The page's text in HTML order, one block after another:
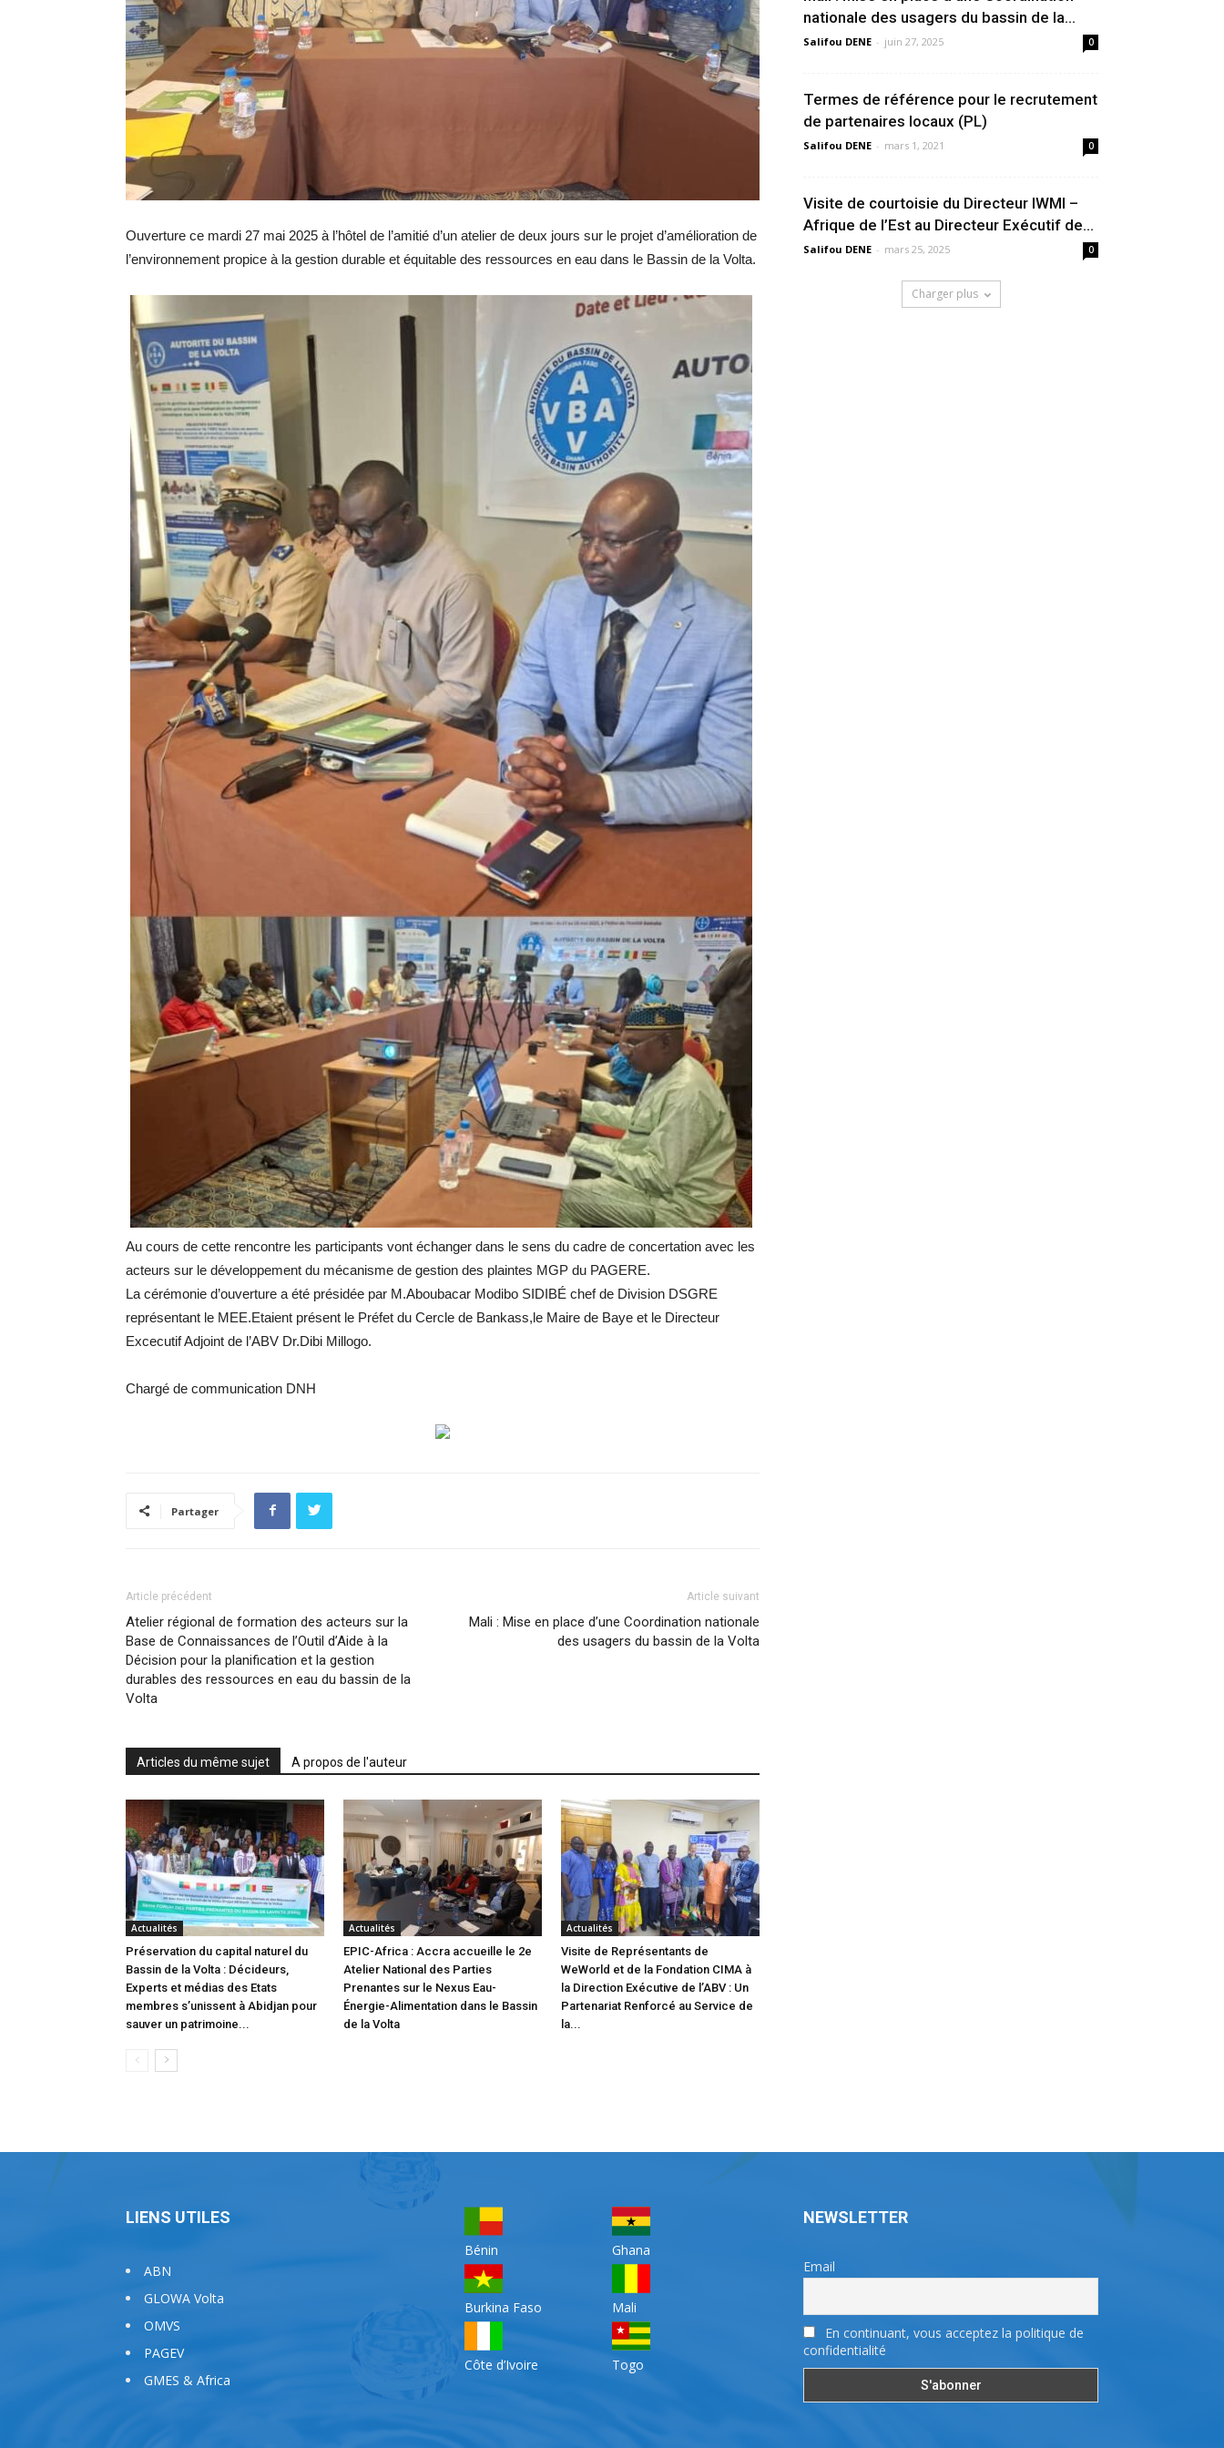
Ouverture ce mardi 27 mai 2025 à l’hôtel de l’amitié d’un atelier de deux jours sur le projet d’amélioration de
l’environnement propice à la gestion durable et équitable des ressources en eau dans le Bassin de la Volta.
Au cours de cette rencontre les participants vont échanger dans le sens du cadre de concertation avec les
acteurs sur le développement du mécanisme de gestion des plaintes MGP du PAGERE.
La cérémonie d’ouverture a été présidée par M.Aboubacar Modibo SIDIBÉ chef de Division DSGRE
représentant le MEE.Etaient présent le Préfet du Cercle de Bankass,le Maire de Baye et le Directeur
Excecutif Adjoint de l’ABV Dr.Dibi Millogo.
Chargé de communication DNH
Partager
Article précédent
Atelier régional de formation des acteurs sur la
Base de Connaissances de l’Outil d’Aide à la
Décision pour la planification et la gestion
durables des ressources en eau du bassin de la
Volta
Article suivant
Mali : Mise en place d’une Coordination nationale
des usagers du bassin de la Volta
Articles du même sujet A propos de l'auteur
Actualités
Préservation du capital naturel du
Bassin de la Volta : Décideurs,
Experts et médias des Etats
membres s’unissent à Abidjan pour
sauver un patrimoine...
Actualités
EPIC-Africa : Accra accueille le 2e
Atelier National des Parties
Prenantes sur le Nexus Eau-
Énergie-Alimentation dans le Bassin
de la Volta
Actualités
Visite de Représentants de
WeWorld et de la Fondation CIMA à
la Direction Exécutive de l’ABV : Un
Partenariat Renforcé au Service de
la...
nationale des usagers du bassin de la...
Salifou DENE - juin 27, 2025 0
Termes de référence pour le recrutement
de partenaires locaux (PL)
Salifou DENE - mars 1, 2021 0
Visite de courtoisie du Directeur IWMI –
Afrique de l’Est au Directeur Exécutif de...
Salifou DENE - mars 25, 2025 0
Charger plus
LIENS UTILES
ABN
GLOWA Volta
OMVS
PAGEV
GMES & Africa
Bénin
Burkina Faso
Côte d’Ivoire
Ghana
Mali
Togo
NEWSLETTER
Email
En continuant, vous acceptez la politique de
confidentialité